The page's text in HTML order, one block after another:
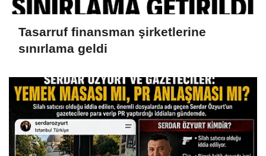
Tasarruf finansman şirketlerine
sınırlama geldi